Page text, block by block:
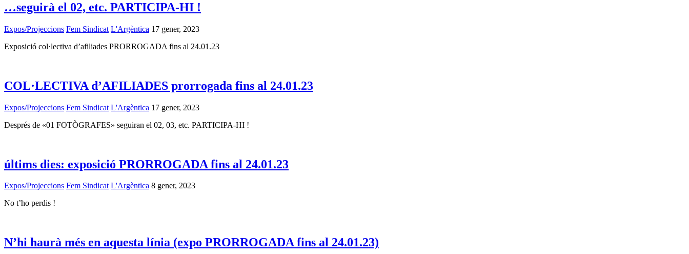
…seguirà el 02, etc. PARTICIPA-HI !
Expos/Projeccions Fem Sindicat L'Argèntica 17 gener, 2023
Exposició col·lectiva d’afiliades PRORROGADA fins al 24.01.23
COL·LECTIVA d’AFILIADES prorrogada fins al 24.01.23
Expos/Projeccions Fem Sindicat L'Argèntica 17 gener, 2023
Després de «01 FOTÒGRAFES» seguiran el 02, 03, etc. PARTICIPA-HI !
últims dies: exposició PRORROGADA fins al 24.01.23
Expos/Projeccions Fem Sindicat L'Argèntica 8 gener, 2023
No t’ho perdis !
N’hi haurà més en aquesta línia (expo PRORROGADA fins al 24.01.23)